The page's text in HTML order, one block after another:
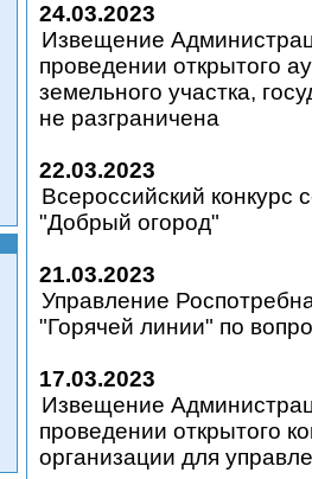
24.03.2023
Извещение
проведении открытого
земельного участка,
не разграничена
22.03.2023
Всероссийский конкурс
"Добрый огород"
21.03.2023
Управление
"Горячей линии" по
17.03.2023
Извещение
проведении открытого
организации для